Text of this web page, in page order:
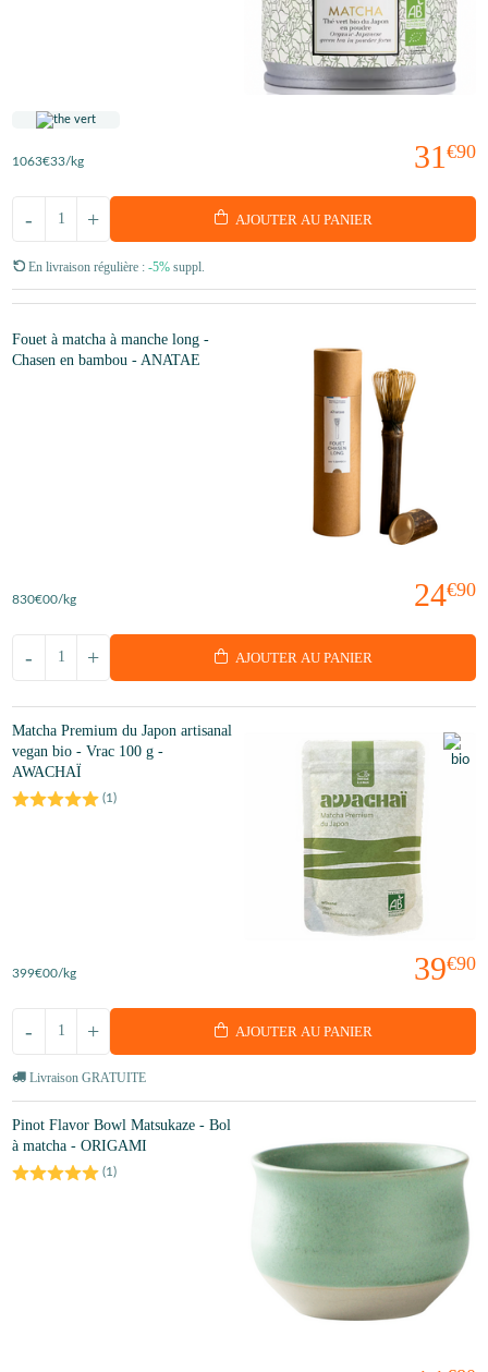
31 €90
1063€33/kg
+
- AJOUTER AU PANIER
En livraison régulière : -5% suppl.
Fouet à matcha à manche long -
Chasen en bambou - ANATAE
24€90
830€00/kg
+
- AJOUTER AU PANIER
Matcha Premium du Japon artisanal
vegan bio - Vrac 100 g -
AWACHAÏ
(1)
39€90
399€00/kg
+
- AJOUTER AU PANIER
Livraison GRATUITE
Pinot Flavor Bowl Matsukaze - Bol
à matcha - ORIGAMI
(1)